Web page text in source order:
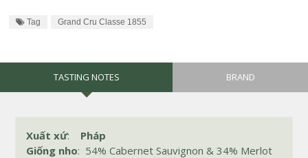
Tag Grand Cru Classe 1855
TASTING NOTES BRAND
Xuất xứ:
Pháp
Giống nho: 54% Cabernet Sauvignon & 34% Merlot